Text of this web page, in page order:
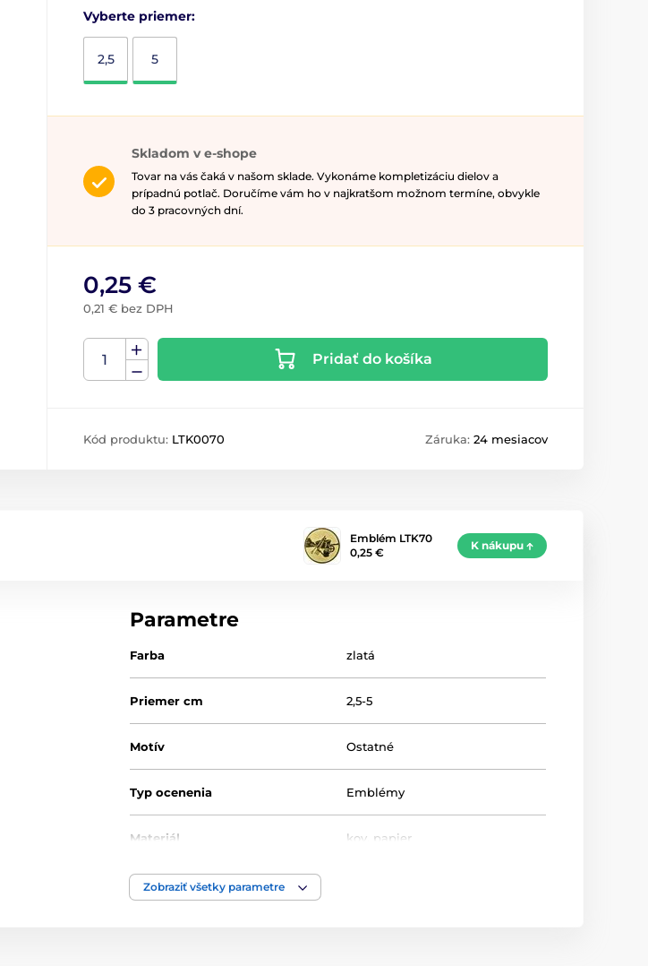
Vyberte priemer:
2,5 5
Skladom v e-shope
Tovar na vás čaká v našom sklade. Vykonáme kompletizáciu dielov a
prípadnú potlač. Doručíme vám ho v najkratšom možnom termíne, obvykle
do 3 pracovných dní.
0,25 €
0,21 € bez DPH
Pridať do košíka
Kód produktu: LTK0070 Záruka: 24 mesiacov
Emblém LTK70
0,25 €
K nákupu
Parametre
Farba zlatá
Priemer cm 2,5-5
Motív Ostatné
Typ ocenenia Emblémy
Materiál kov papier
Zobraziť všetky parametre